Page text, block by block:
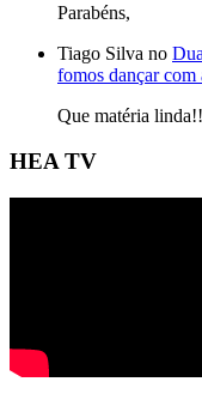
Parabéns,
Tiago Silva no
fomos dançar com
Que matéria
HEA TV